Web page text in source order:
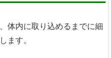
体内に取り込めるまでに細
ます。